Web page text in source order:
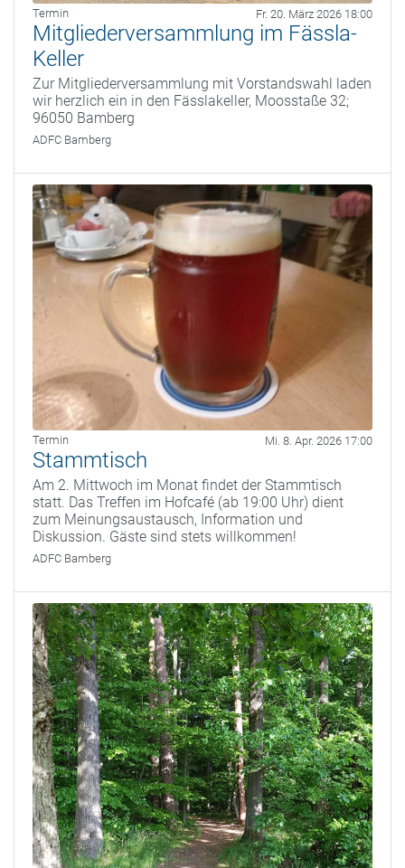
Termin Fr. 20. März 2026 18:00
Mitgliederversammlung im Fässla-
Keller
Zur Mitgliederversammlung mit Vorstandswahl laden
wir herzlich ein in den Fässlakeller, Moosstaße 32;
96050 Bamberg
ADFC Bamberg
Termin Mi. 8. Apr. 2026 17:00
Stammtisch
Am 2. Mittwoch im Monat findet der Stammtisch
statt. Das Treffen im Hofcafé (ab 19:00 Uhr) dient
zum Meinungsaustausch, Information und
Diskussion. Gäste sind stets willkommen!
ADFC Bamberg